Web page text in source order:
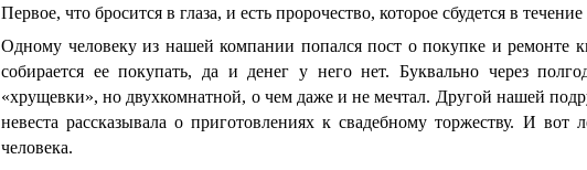
Первое, что бросится в глаза, и есть пророчество, которое сбудется в течение
Одному человеку из нашей компании попался пост о покупке и ремонте
собирается ее покупать, да и денег у него нет. Буквально через
«хрущевки», но двухкомнатной, о чем даже и не мечтал. Другой нашей
невеста рассказывала о приготовлениях к свадебному торжеству. И
человека.